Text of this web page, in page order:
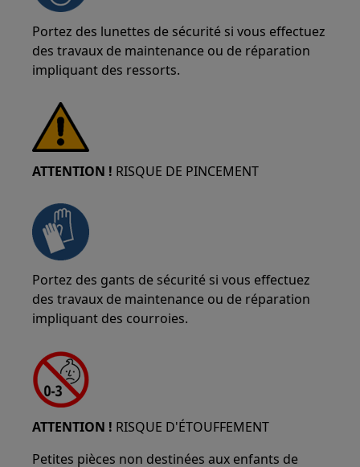
Portez des lunettes de sécurité si vous effectuez
des travaux de maintenance ou de réparation
impliquant des ressorts.
ATTENTION ! RISQUE DE PINCEMENT
Portez des gants de sécurité si vous effectuez
des travaux de maintenance ou de réparation
impliquant des courroies.
ATTENTION ! RISQUE D'ÉTOUFFEMENT
Petites pièces non destinées aux enfants de